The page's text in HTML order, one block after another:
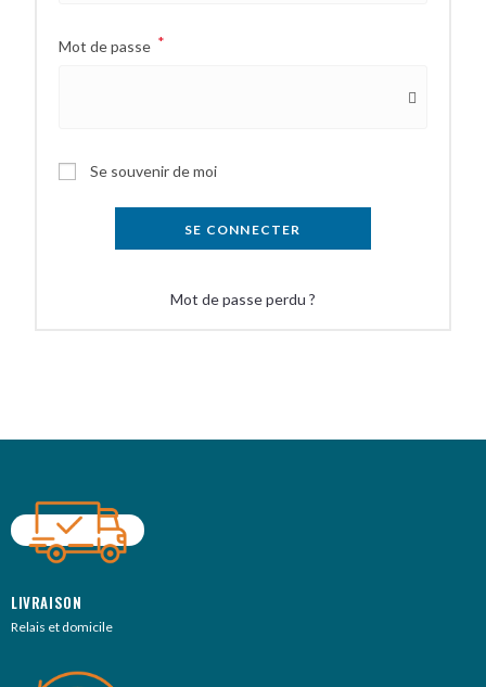
Mot de passe *
Se souvenir de moi
SE CONNECTER
Mot de passe perdu ?
LIVRAISON
Relais et domicile